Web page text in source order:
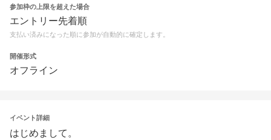
参加枠の上限を超えた場合
エントリー先着順
支払い済みになった順に参加が自動的に確定します。
開催形式
オフライン
イベント詳細
はじめまして。